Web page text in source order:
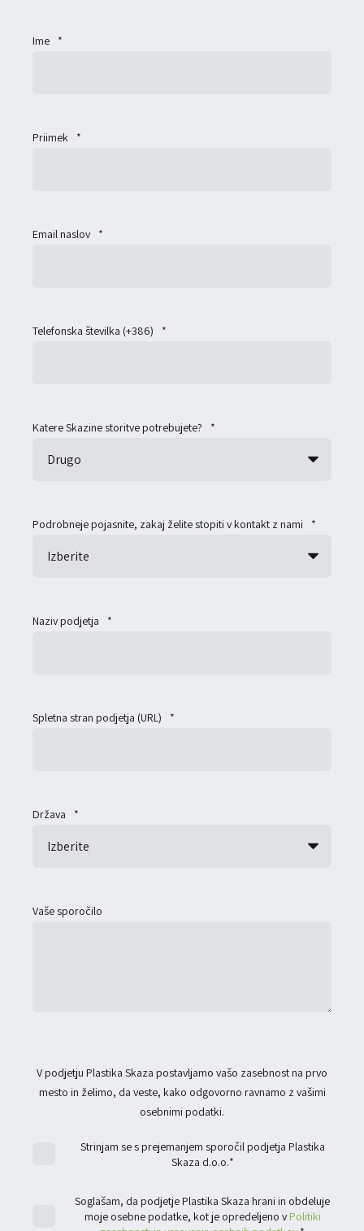
Ime *
Priimek *
Email naslov *
Telefonska številka (+386) *
Katere Skazine storitve potrebujete? *
Podrobneje pojasnite, zakaj želite stopiti v kontakt z nami *
Naziv podjetja *
Spletna stran podjetja (URL) *
Država *
Vaše sporočilo
V podjetju Plastika Skaza postavljamo vašo zasebnost na prvo
mesto in želimo, da veste, kako odgovorno ravnamo z vašimi
osebnimi podatki.
Strinjam se s prejemanjem sporočil podjetja Plastika
Skaza d.o.o.*
Soglašam, da podjetje Plastika Skaza hrani in obdeluje
moje osebne podatke, kot je opredeljeno v Politiki